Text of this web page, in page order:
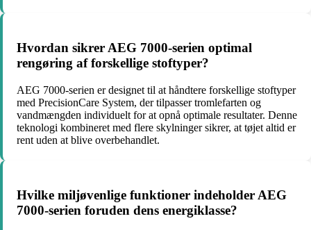
Hvordan sikrer AEG 7000-serien optimal
rengøring af forskellige stoftyper?
AEG 7000-serien er designet til at håndtere forskellige stoftyper
med PrecisionCare System, der tilpasser tromlefarten og
vandmængden individuelt for at opnå optimale resultater. Denne
teknologi kombineret med flere skylninger sikrer, at tøjet altid er
rent uden at blive overbehandlet.
Hvilke miljøvenlige funktioner indeholder AEG
7000-serien foruden dens energiklasse?